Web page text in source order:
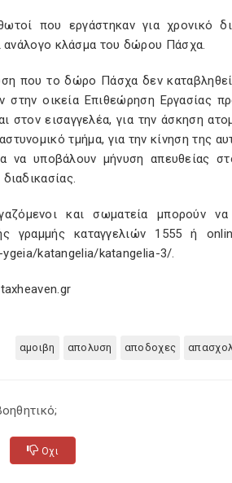
που εργάστηκαν για χρονικό
ανάλογο κλάσμα του δώρου Πάσχα.
που το δώρο Πάσχα δεν καταβληθεί
στην οικεία Επιθεώρηση Εργασίας
στον εισαγγελέα, για την άσκηση
τμήμα, για την κίνηση της
να υποβάλουν μήνυση απευθείας
και σωματεία μπορούν
γραμμής καταγγελιών 1555 ή
katangelia/katangelia-3/.
αμοιβη απολυση αποδοχες
Οχι